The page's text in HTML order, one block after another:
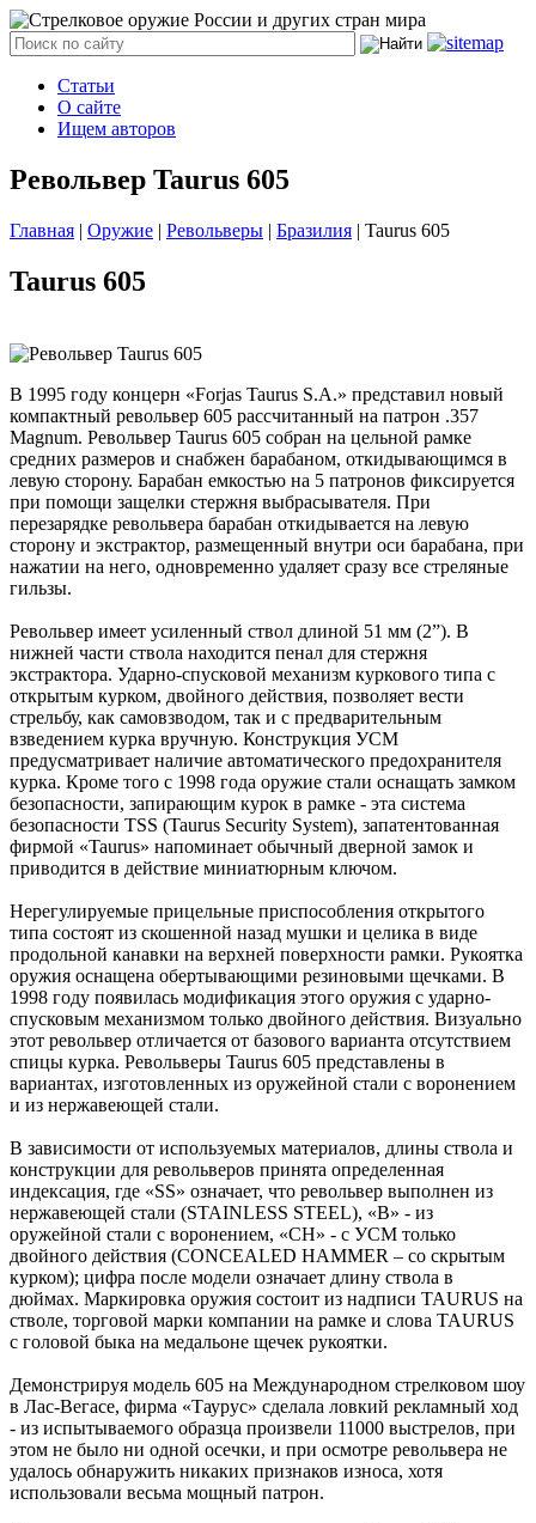
Статьи
О сайте
Ищем авторов
Револьвер Taurus 605
Главная | Оружие | Револьверы | Бразилия | Taurus 605
Taurus 605
В 1995 году концерн «Forjas Taurus S.A.» представил новый
компактный револьвер 605 рассчитанный на патрон .357
Magnum. Револьвер Taurus 605 собран на цельной рамке
средних размеров и снабжен барабаном, откидывающимся в
левую сторону. Барабан емкостью на 5 патронов фиксируется
при помощи защелки стержня выбрасывателя. При
перезарядке револьвера барабан откидывается на левую
сторону и экстрактор, размещенный внутри оси барабана, при
нажатии на него, одновременно удаляет сразу все стреляные
гильзы.
Револьвер имеет усиленный ствол длиной 51 мм (2”). В
нижней части ствола находится пенал для стержня
экстрактора. Ударно-спусковой механизм куркового типа с
открытым курком, двойного действия, позволяет вести
стрельбу, как самовзводом, так и с предварительным
взведением курка вручную. Конструкция УСМ
предусматривает наличие автоматического предохранителя
курка. Кроме того с 1998 года оружие стали оснащать замком
безопасности, запирающим курок в рамке - эта система
безопасности TSS (Taurus Security System), запатентованная
фирмой «Taurus» напоминает обычный дверной замок и
приводится в действие миниатюрным ключом.
Нерегулируемые прицельные приспособления открытого
типа состоят из скошенной назад мушки и целика в виде
продольной канавки на верхней поверхности рамки. Рукоятка
оружия оснащена обертывающими резиновыми щечками. В
1998 году появилась модификация этого оружия с ударно-
спусковым механизмом только двойного действия. Визуально
этот револьвер отличается от базового варианта отсутствием
спицы курка. Револьверы Taurus 605 представлены в
вариантах, изготовленных из оружейной стали с воронением
и из нержавеющей стали.
В зависимости от используемых материалов, длины ствола и
конструкции для револьверов принята определенная
индексация, где «SS» означает, что револьвер выполнен из
нержавеющей стали (STAINLESS STEEL), «B» - из
оружейной стали с воронением, «CH» - с УСМ только
двойного действия (CONCEALED HAMMER – со скрытым
курком); цифра после модели означает длину ствола в
дюймах. Маркировка оружия состоит из надписи TAURUS на
стволе, торговой марки компании на рамке и слова TAURUS
с головой быка на медальоне щечек рукоятки.
Демонстрируя модель 605 на Международном стрелковом шоу
в Лас-Вегасе, фирма «Таурус» сделала ловкий рекламный ход
- из испытываемого образца произвели 11000 выстрелов, при
этом не было ни одной осечки, и при осмотре револьвера не
удалось обнаружить никаких признаков износа, хотя
использовали весьма мощный патрон.